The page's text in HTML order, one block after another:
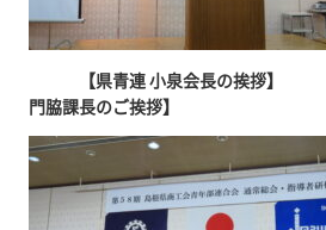
【県青連 小泉会長の挨拶
門脇課長のご挨拶】